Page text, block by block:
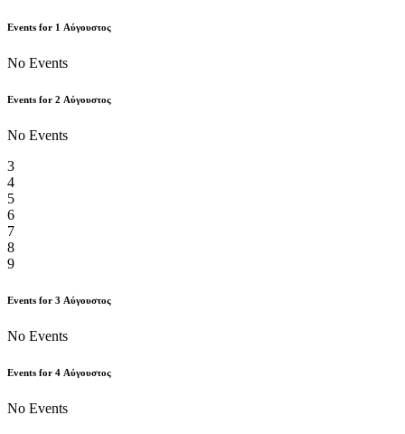
Events for 1 Αύγουστος
No Events
Events for 2 Αύγουστος
No Events
3
4
5
6
7
8
9
Events for 3 Αύγουστος
No Events
Events for 4 Αύγουστος
No Events